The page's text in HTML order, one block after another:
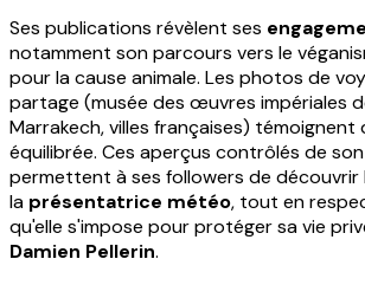
Ses publications révèlent ses
notamment son parcours vers le
pour la cause animale. Les photos de
partage (musée des œuvres impériales
Marrakech, villes françaises) témoignent
équilibrée. Ces aperçus contrôlés de
permettent à ses followers de découvrir
la présentatrice météo, tout en
qu'elle s'impose pour protéger sa vie
Damien Pellerin.